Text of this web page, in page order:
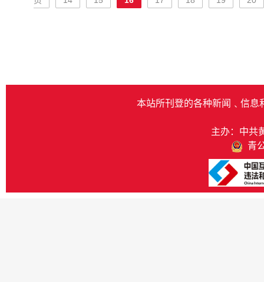
本站所刊登的各种新闻﹑信息
主办：中共
青